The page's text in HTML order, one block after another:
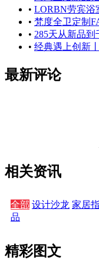
• LORBN劳宾浴
• 梵度全卫定制
• 285天从新品
• 经典遇上创新
最新评论
相关资讯
全部 设计沙龙 家居
品
精彩图文